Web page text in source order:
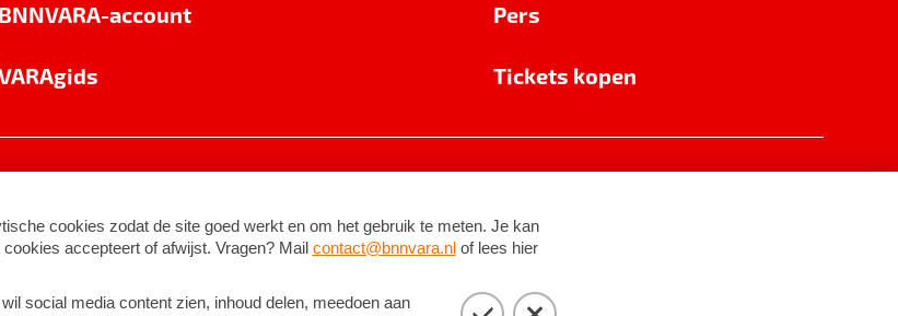
BNNVARA-account Pers
Tickets kopen
©2026BNNVARA